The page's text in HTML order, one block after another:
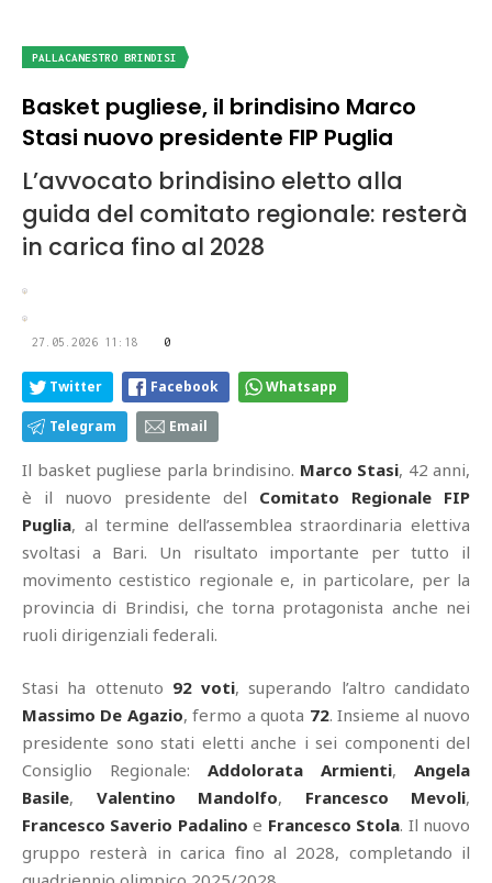
PALLACANESTRO BRINDISI
Basket pugliese, il brindisino Marco
Stasi nuovo presidente FIP Puglia
L’avvocato brindisino eletto alla
guida del comitato regionale: resterà
in carica fino al 2028
27.05.2026 11:18 0
Twitter Facebook Whatsapp
Telegram Email
Il basket pugliese parla brindisino. Marco Stasi, 42 anni,
è il nuovo presidente del Comitato Regionale FIP
Puglia, al termine dell’assemblea straordinaria elettiva
svoltasi a Bari. Un risultato importante per tutto il
movimento cestistico regionale e, in particolare, per la
provincia di Brindisi, che torna protagonista anche nei
ruoli dirigenziali federali.
Stasi ha ottenuto 92 voti, superando l’altro candidato
Massimo De Agazio, fermo a quota 72. Insieme al nuovo
presidente sono stati eletti anche i sei componenti del
Consiglio Regionale: Addolorata Armienti, Angela
Basile, Valentino Mandolfo, Francesco Mevoli,
Francesco Saverio Padalino e Francesco Stola. Il nuovo
gruppo resterà in carica fino al 2028, completando il